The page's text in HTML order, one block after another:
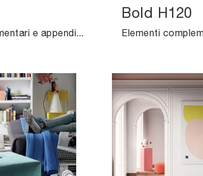
Elementi complementari e appendiabiti Midj: scopri come completare i tuoi locali design con il modello Apelle Tree.
Bold H120